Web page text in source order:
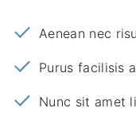
Aenean nec
Purus facilisis
Nunc sit amet